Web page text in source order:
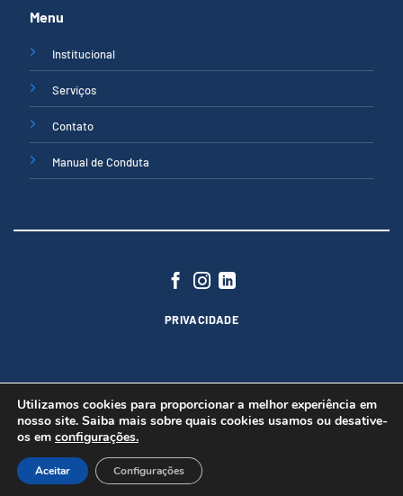
Menu
Institucional
Serviços
Contato
Manual de Conduta
PRIVACIDADE
Politica de Privacidade
Este site é protegido pelo Google reCAPTCHA:
Utilizamos cookies para proporcionar a melhor experiência em
nosso site. Saiba mais sobre quais cookies usamos ou desative-
os em configurações.
Aceitar Configurações